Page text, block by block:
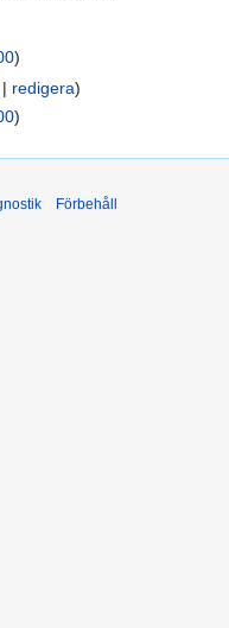
)
| redigera)
)
Förbehåll